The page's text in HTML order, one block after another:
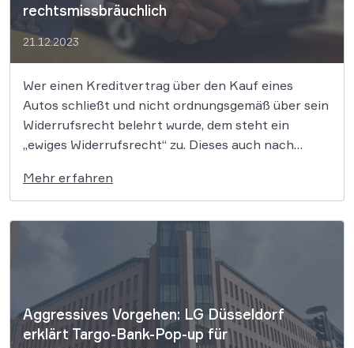
rechtsmissbräuchlich
21.12.2023
Wer einen Kreditvertrag über den Kauf eines
Autos schließt und nicht ordnungsgemäß über sein
Widerrufsrecht belehrt wurde, dem steht ein
„ewiges Widerrufsrecht“ zu. Dieses auch nach
so der EuGH. Der Europäische Gerichtshof (EuGH)
hat ein erneutes Urteil zum sog. ewigen
Widerrufsrecht gefällt: Dieses stehe Verbrauchern
Mehr erfahren
Aggressives Vorgehen: LG Düsseldorf
erklärt Targo-Bank-Pop-up für